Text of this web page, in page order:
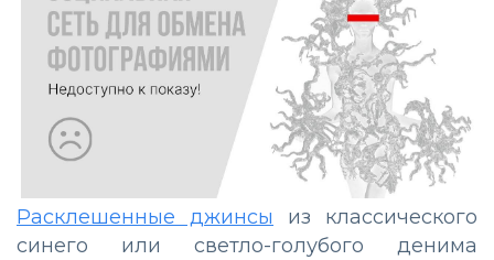
Расклешенные джинсы из классического
синего или светло-голубого денима